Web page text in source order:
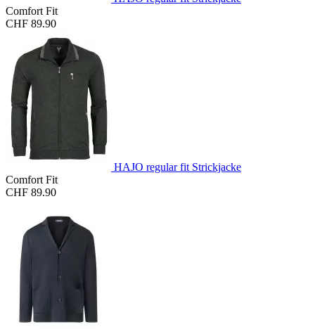
Comfort Fit
CHF 89.90
HAJO regular fit Strickjacke
Comfort Fit
CHF 89.90